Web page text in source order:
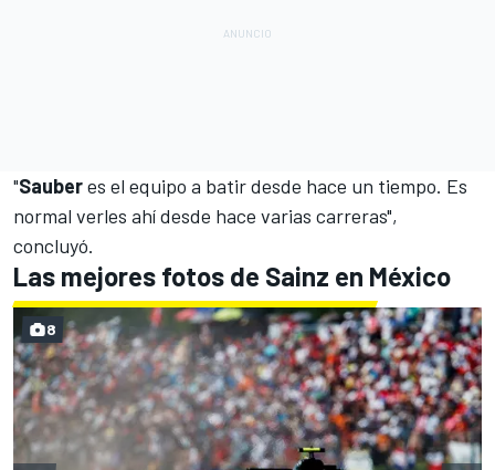
"Sauberes el equipo a batir desde hace un tiempo. Es
normal verles ahí desde hace varias carreras",
concluyó.
Las mejores fotos de Sainz en México
8